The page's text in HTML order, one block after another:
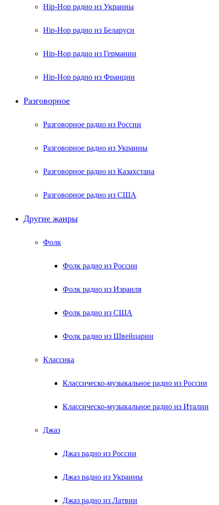
Hip-Hop радио из Украины
Hip-Hop радио из Беларуси
Hip-Hop радио из Германии
Hip-Hop радио из Франции
Разговорное
Разговорное радио из России
Разговорное радио из Украины
Разговорное радио из Казахстана
Разговорное радио из США
Другие жанры
Фолк
Фолк радио из России
Фолк радио из Израиля
Фолк радио из США
Фолк радио из Швейцарии
Классика
Классическо-музыкальное радио из России
Классическо-музыкальное радио из Италии
Джаз
Джаз радио из России
Джаз радио из Украины
Джаз радио из Латвии